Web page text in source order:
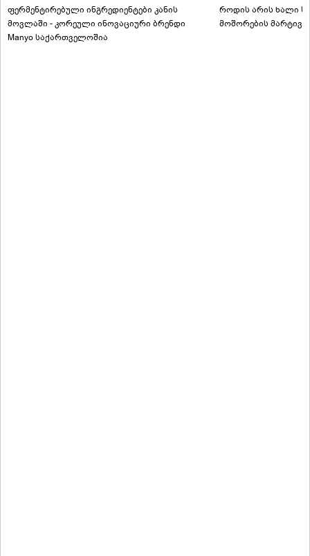
ფერმენტირებული ინგრედიენტები კანის
მოვლაში - კორეული ინოვაციური ბრენდი
Manyo საქართველოშია
როდის არის ხალი
მოშორების